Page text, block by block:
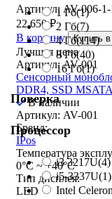
1 Гб(1)
2 Гб(7)
4 Гб(114)
8 Гб(40)
16 Гб(1)
Поверка
Процессор
i3 3217U(4)
i5-3337U(1)
Intel
Артикул: AV-006-1-
22 650₽
В корзину
Купить
Лучшая цена
Артикул: AV-001
Сенсорный
DDR4, SSD
В наличии
Артикул: AV-001
Бренд:
IPos
Температура
0°C ~ +40°C
Тип дисплея:
LED